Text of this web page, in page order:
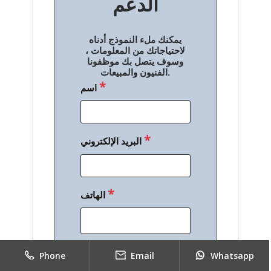
يمكنك ملء النموذج أدناه
لاحتياجاتك من المعلومات ،
وسوف يتصل بك موظفونا
الفنيون والمبيعات.
اسم*
البريد الإلكتروني*
الهاتف*
Phone Email Whatsapp